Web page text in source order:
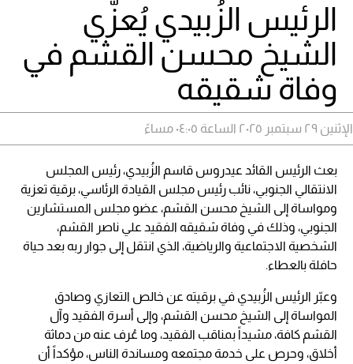
الرئيس الزُبيدي يُعزّي
الشيخ محسن القشم في
وفاة شقيقه
الإثنين ٢٩ سبتمبر ٢٠٢٥ الساعة ٠٤:٠٥ مساءً
بعث الرئيس القائد عيدروس قاسم الزُبيدي، رئيس المجلس
الانتقالي الجنوبي، نائب رئيس مجلس القيادة الرئاسي، برقية تعزية
ومواساة إلى الشيخ محسن القشم، عضو مجلس المستشارين
الجنوبي، وذلك في وفاة شقيقه الفقيد علي ناصر القشم،
الشخصية الاجتماعية والرياضية، الذي انتقل إلى جوار ربه بعد حياة
حافلة بالعطاء.
وعبّر الرئيس الزُبيدي في برقيته عن خالص التعازي وصادق
المواساة إلى الشيخ محسن القشم، وإلى أسرة الفقيد وآل
القشم كافة، مشيداً بمناقب الفقيد، وما عُرف عنه من دماثة
أخلاق، وحرص على خدمة مجتمعه ومساندة الناس، مؤكداً أن